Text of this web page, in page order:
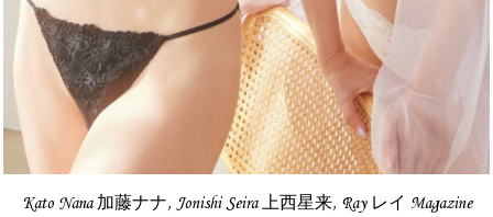
Kato Nana 加藤ナナ, Jonishi Seira 上西星来, Ray レイ Magazine